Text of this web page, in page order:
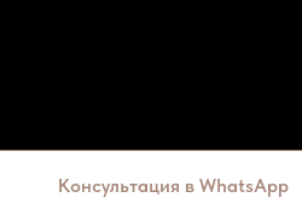
Консультация в WhatsАpp